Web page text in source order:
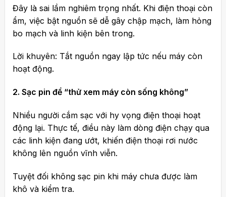
Đây là sai lầm nghiêm trọng nhất. Khi điện thoại còn
ẩm, việc bật nguồn sẽ dễ gây chập mạch, làm hỏng
bo mạch và linh kiện bên trong.
Lời khuyên: Tắt nguồn ngay lập tức nếu máy còn
hoạt động.
2. Sạc pin để “thử xem máy còn sống không”
Nhiều người cắm sạc với hy vọng điện thoại hoạt
động lại. Thực tế, điều này làm dòng điện chạy qua
các linh kiện đang ướt, khiến điện thoại rơi nước
không lên nguồn vĩnh viễn.
Tuyệt đối không sạc pin khi máy chưa được làm
khô và kiểm tra.